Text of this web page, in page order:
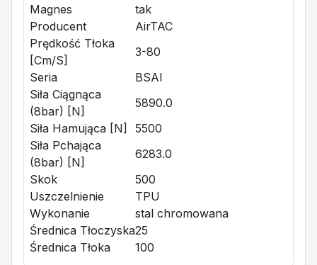
Magnes
tak
Producent
AirTAC
Prędkość Tłoka
[cm/s]
3-80
Seria
BSAI
Siła Ciągnąca
(8bar) [N]
5890.0
Siła Hamująca [N]
5500
Siła Pchająca
(8bar) [N]
6283.0
Skok
500
Uszczelnienie
TPU
Wykonanie
stal chromowana
Średnica Tłoczyska25
Średnica Tłoka
100